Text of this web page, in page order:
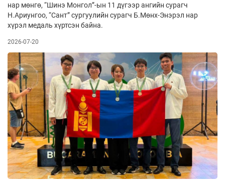
нар мөнгө, “Шинэ Монгол”-ын 11 дүгээр ангийн сурагч
Н.Ариунгоо, “Сант” сургуулийн сурагч Б.Мөнх-Энэрэл нар
хүрэл медаль хүртсэн байна.
2026-07-20